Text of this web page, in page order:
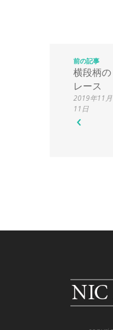
前の記事
横段柄の
レース
2019年11月
11日